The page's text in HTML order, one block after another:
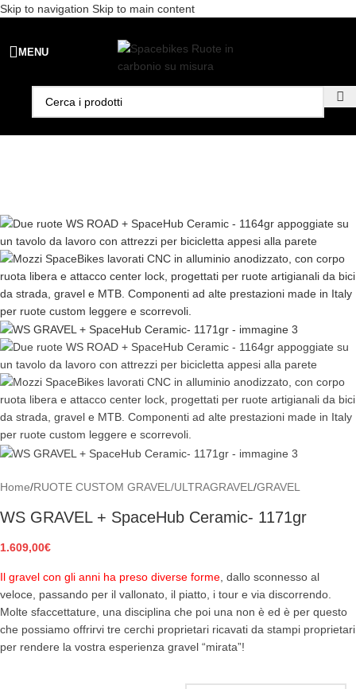
Skip to navigation Skip to main content
Spedizione gratuita per ordini superiori a €99 - 📣 Paga con PayPal in
3 rate senza interessi,
MENU
Home/RUOTE CUSTOM GRAVEL/ULTRAGRAVEL /GRAVEL
WS GRAVEL + SpaceHub Ceramic- 1171gr
1.609,00€
Il gravel con gli anni ha preso diverse forme , dallo sconnesso al
veloce, passando per il vallonato, il piatto, i tour e via discorrendo.
Molte sfaccettature, una disciplina che poi una non è ed è per questo
che possiamo offrirvi tre cerchi proprietari ricavati da stampi proprietari
per rendere la vostra esperienza gravel “mirata”!